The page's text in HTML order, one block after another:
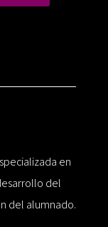
en
del
del alumnado.